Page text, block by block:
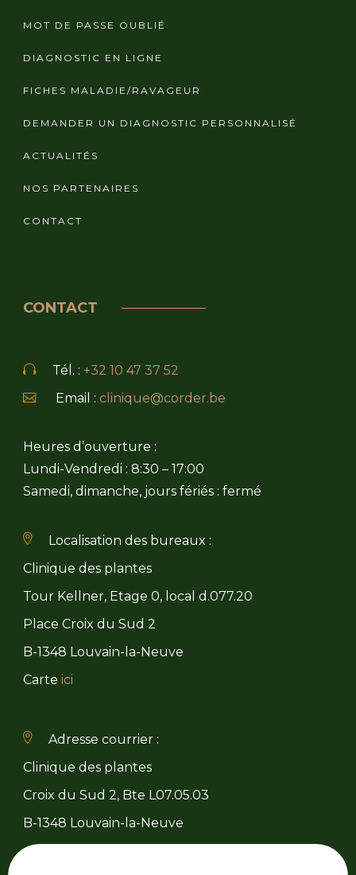
MOT DE PASSE OUBLIÉ
DIAGNOSTIC EN LIGNE
FICHES MALADIE/RAVAGEUR
DEMANDER UN DIAGNOSTIC PERSONNALISÉ
ACTUALITÉS
NOS PARTENAIRES
CONTACT
CONTACT
Tél. : +32 10 47 37 52
Email : clinique@corder.be
Heures d’ouverture :
Lundi-Vendredi : 8:30 – 17:00
Samedi, dimanche, jours fériés : fermé
Localisation des bureaux :
Clinique des plantes
Tour Kellner, Etage 0, local d.077.20
Place Croix du Sud 2
B-1348 Louvain-la-Neuve
Carte ici
Adresse courrier :
Clinique des plantes
Croix du Sud 2, Bte L07.05.03
B-1348 Louvain-la-Neuve